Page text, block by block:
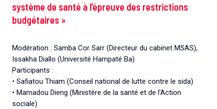
système de santé à l’épreuve des restrictions
budgétaires »
Modération : Samba Cor Sarr (Directeur du cabinet MSAS),
Issakha Diallo (Université Hampaté Ba)
Participants :
• Safiatou Thiam (Conseil national de lutte contre le sida)
• Mamadou Dieng (Ministère de la santé et de l’Action
sociale)